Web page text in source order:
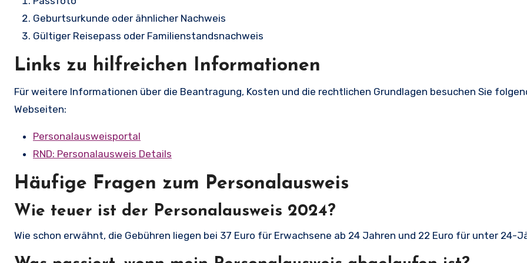
Geburtsurkunde oder ähnlicher Nachweis
Gültiger Reisepass oder Familienstandsnachweis
Links zu hilfreichen Informationen
Für weitere Informationen über die Beantragung, Kosten und die rechtlichen Grundlagen besuchen Sie
Webseiten:
Personalausweisportal
RND: Personalausweis Details
Häufige Fragen zum Personalausweis
Wie teuer ist der Personalausweis 2024?
Wie schon erwähnt, die Gebühren liegen bei 37 Euro für Erwachsene ab 24 Jahren und 22 Euro für unter 24-